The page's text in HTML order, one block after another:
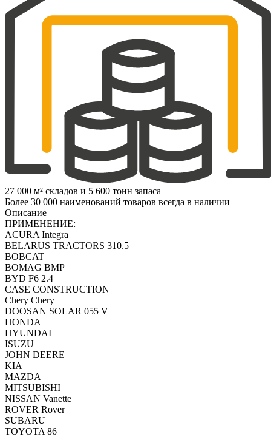
27 000 м² складов и 5 600 тонн запаса
Более 30 000 наименований товаров всегда в наличии
Описание
ПРИМЕНЕНИЕ:
ACURA Integra
BELARUS TRACTORS 310.5
BOBCAT
BOMAG BMP
BYD F6 2.4
CASE CONSTRUCTION
Chery Chery
DOOSAN SOLAR 055 V
HONDA
HYUNDAI
ISUZU
JOHN DEERE
KIA
MAZDA
MITSUBISHI
NISSAN Vanette
ROVER Rover
SUBARU
TOYOTA 86